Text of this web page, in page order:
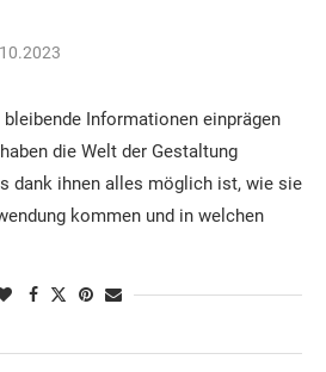
Informationen einprägen
die Welt der Gestaltung
dank ihnen alles möglich ist, wie sie
kommen und in welchen